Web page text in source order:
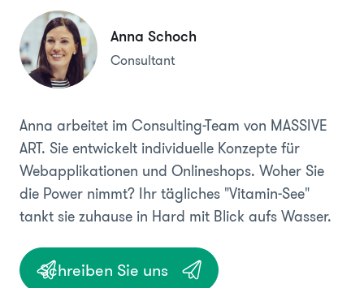
Anna Schoch
Consultant
Anna arbeitet im Consulting-Team von MASSIVE
ART. Sie entwickelt individuelle Konzepte für
Webapplikationen und Onlineshops. Woher Sie
die Power nimmt? Ihr tägliches "Vitamin-See"
tankt sie zuhause in Hard mit Blick aufs Wasser.
Schreiben Sie uns